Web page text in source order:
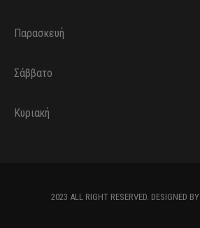
Παρασκευή
Σάββατο
Κυριακή
2023 ALL RIGHT RESERVED. DESIGNED BY